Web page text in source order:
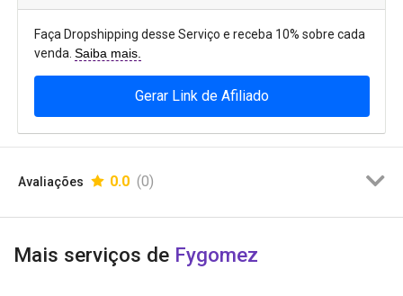
Faça Dropshipping desse Serviço e receba 10% sobre cada
venda. Saiba mais.
Gerar Link de Afiliado
Avaliações 0.0 (0)
Mais serviços de Fygomez